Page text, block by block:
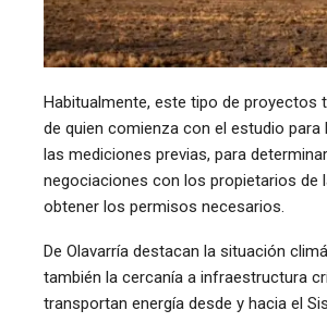
Habitualmente, este tipo de proyectos
de quien comienza con el estudio
las mediciones previas, para
negociaciones con los propietarios de
obtener los permisos necesarios.
De Olavarría destacan la situación
también la cercanía a infraestructura
transportan energía desde y hacia el